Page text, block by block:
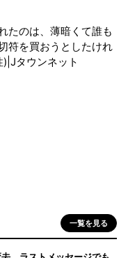
たのは、薄暗くて誰も
符を買おうとしたけれ
タウンネット
一覧を見る